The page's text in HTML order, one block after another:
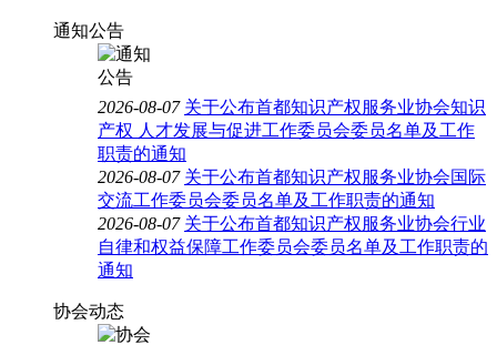
通知公告
2026-08-07 关于公布首都知识产权服务业协会知识
产权 人才发展与促进工作委员会委员名单及工作
职责的通知
2026-08-07 关于公布首都知识产权服务业协会国际
交流工作委员会委员名单及工作职责的通知
2026-08-07 关于公布首都知识产权服务业协会行业
自律和权益保障工作委员会委员名单及工作职责的
通知
协会动态